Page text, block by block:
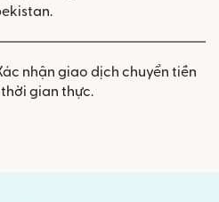
nhận giao dịch chuyển tiền
gian thực.